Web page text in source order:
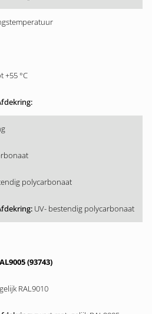
+55 °C
polycarbonaat
UV- bestendig polycarbonaat
(93743)
RAL9010